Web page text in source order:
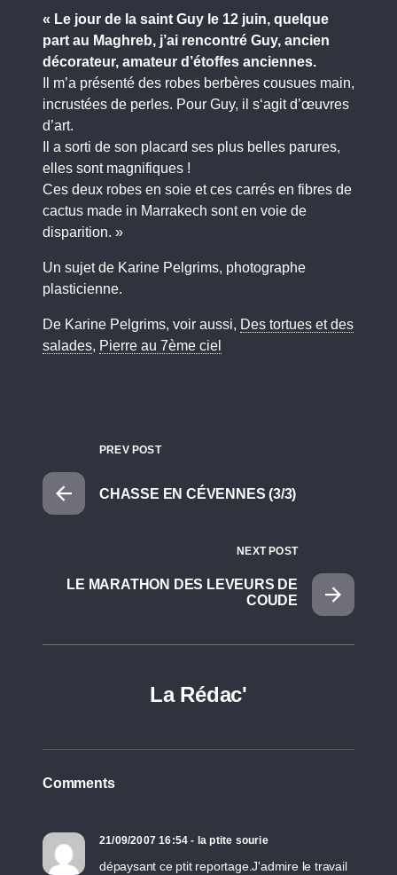
« Le jour de la saint Guy le 12 juin, quelque
part au Maghreb, j’ai rencontré Guy, ancien
décorateur, amateur d’étoffes anciennes.
Il m’a présenté des robes berbères cousues main,
incrustées de perles. Pour Guy, il s‘agit d’œuvres
d’art.
Il a sorti de son placard ses plus belles parures,
elles sont magnifiques !
Ces deux robes en soie et ces carrés en fibres de
cactus made in Marrakech sont en voie de
disparition. »
Un sujet de Karine Pelgrims, photographe
plasticienne.
De Karine Pelgrims, voir aussi, Des tortues et des
salades, Pierre au 7ème ciel
PREV POST
CHASSE EN CÉVENNES (3/3)
NEXT POST
LE MARATHON DES LEVEURS DE
COUDE
La Rédac'
Comments
21/09/2007 16:54 - la ptite sourie
dépaysant ce ptit reportage.J'admire le travail